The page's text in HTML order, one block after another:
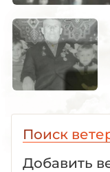
Поиск
Добавить